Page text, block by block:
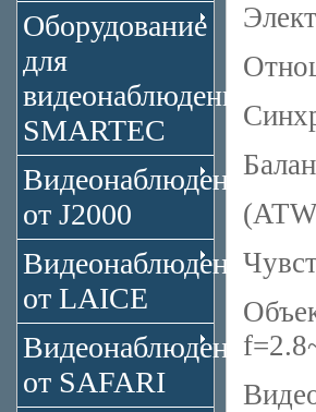
Оборудование
для
видеонаблюдения
SMARTEC
Видеонаблюдение
от J2000
Видеонаблюдение
от LAICE
Видеонаблюдение
от SAFARI